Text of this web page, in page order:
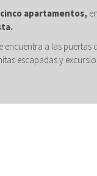
cinco apartamentos,
encuentra a las puertas
escapadas y